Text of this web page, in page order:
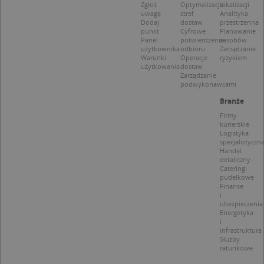
Zgłoś
uwagę
Dodaj
punkt
Panel
użytkownika
Warunki
użytkowania
Optymalizacja
stref
dostaw
Cyfrowe
potwierdzenie
odbioru
Operacje
dostaw
Zarządzanie
podwykonawcami
lokalizacji
Analityka
przestrzenna
Planowanie
zasobów
Zarządzanie
ryzykiem
Branże
Firmy
kurierskie
Logistyka
specjalistyczna
Handel
detaliczny
Cateringi
pudełkowe
Finanse
i
ubezpieczenia
Energetyka
i
infrastruktura
Służby
ratunkowe
CookieScript
.targeo.pl
1 rok 1 miesiąc
1 rok
1 rok
przechowywania
Opis
Domena
.crossdomain.cookie-